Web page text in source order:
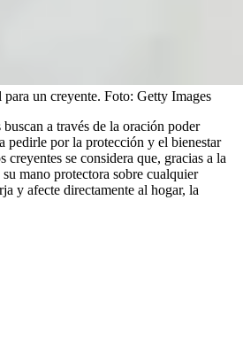
un creyente. Foto: Getty Images
a través de la oración poder
pedirle por la protección y el bienestar
creyentes se considera que, gracias a la
mano protectora sobre cualquier
y afecte directamente al hogar, la